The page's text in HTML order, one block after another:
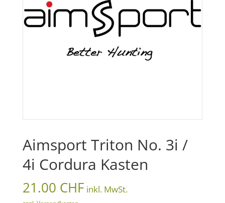
Aimsport Triton No. 3i /
4i Cordura Kasten
21.00 CHF inkl. MwSt.